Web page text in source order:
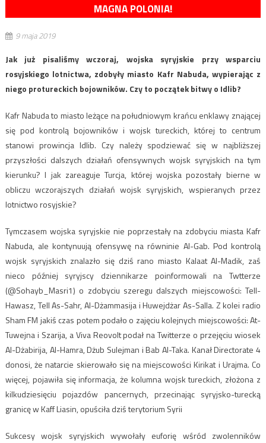
MAGNA POLONIA!
9 maja 2019
Jak już pisaliśmy wczoraj, wojska syryjskie przy wsparciu
rosyjskiego lotnictwa, zdobyły miasto Kafr Nabuda, wypierając z
niego protureckich bojowników. Czy to początek bitwy o Idlib?
Kafr Nabuda to miasto leżące na południowym krańcu enklawy znającej
się pod kontrolą bojowników i wojsk tureckich, której to centrum
stanowi prowincja Idlib. Czy należy spodziewać się w najbliższej
przyszłości dalszych działań ofensywnych wojsk syryjskich na tym
kierunku? I jak zareaguje Turcja, której wojska pozostały bierne w
obliczu wczorajszych działań wojsk syryjskich, wspieranych przez
lotnictwo rosyjskie?
Tymczasem wojska syryjskie nie poprzestały na zdobyciu miasta Kafr
Nabuda, ale kontynuują ofensywę na równinie Al-Gab. Pod kontrolą
wojsk syryjskich znalazło się dziś rano miasto Kalaat Al-Madik, zaś
nieco później syryjscy dziennikarze poinformowali na Twtterze
(@Sohayb_Masri1) o zdobyciu szeregu dalszych miejscowości: Tell-
Hawasz, Tell As-Sahr, Al-Dżammasija i Huwejdżar As-Salla. Z kolei radio
Sham FM jakiś czas potem podało o zajęciu kolejnych miejscowości: At-
Tuwejna i Szarija, a Viva Reovolt podał na Twitterze o przejęciu wiosek
Al-Dżabirija, Al-Hamra, Dżub Sulejman i Bab Al-Taka. Kanał Directorate 4
donosi, że natarcie skierowało się na miejscowości Kirikat i Urajma. Co
więcej, pojawiła się informacja, że kolumna wojsk tureckich, złożona z
kilkudziesięciu pojazdów pancernych, przecinając syryjsko-turecką
granicę w Kaff Liasin, opuściła dziś terytorium Syrii
Sukcesy wojsk syryjskich wywołały euforię wśród zwolenników